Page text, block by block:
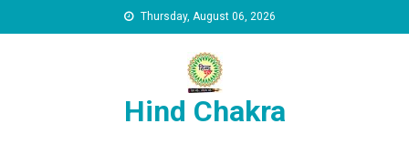
Thursday, August 06, 2026
Hind Chakra